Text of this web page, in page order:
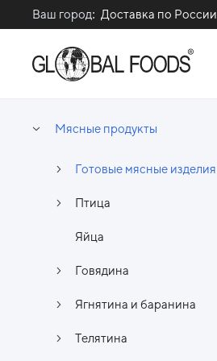
Ваш город: Доставка по России
Мясные продукты
Готовые мясные изделия
Птица
Яйца
Говядина
Ягнятина и баранина
Телятина